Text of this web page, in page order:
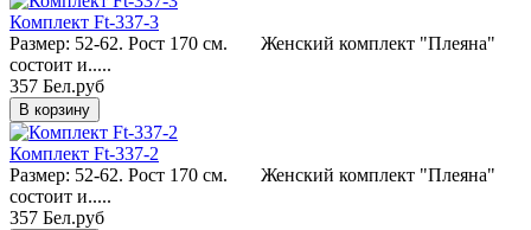
Комплект Ft-337-3
Размер: 52-62. Рост 170 см. Женский комплект "Плеяна"
состоит и.....
357 Бел.руб
Комплект Ft-337-2
Размер: 52-62. Рост 170 см. Женский комплект "Плеяна"
состоит и.....
357 Бел.руб